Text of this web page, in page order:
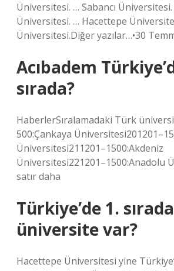
Üniversitesi. … Sabancı
Üniversitesi. … Hacettepe
Üniversitesi.Diğer yazılar…•30
Acıbadem
sırada?
HaberlerSıralamadaki Türk
500:Çankaya
Üniversitesi211201–1500:Akdeniz
Üniversitesi221201–1500:Anadolu
satır daha
Türkiye’de 1.
üniversite var?
Hacettepe Üniversitesi yine